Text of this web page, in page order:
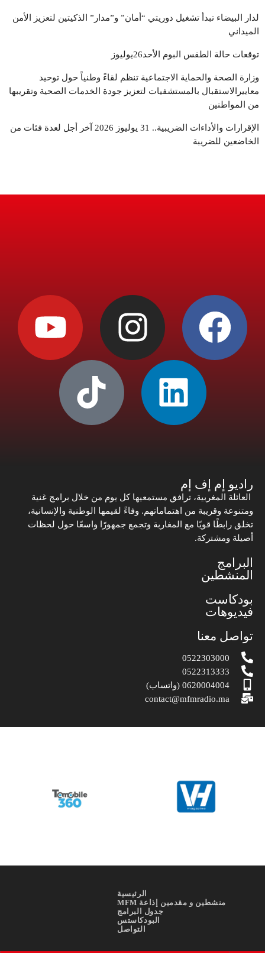
لدار البيضاء تبدأ تشغيل دوريتي “أمان” و”مدار” الذكيتين لتعزيز الأمن
الميداني
توقعات حالة الطقس البوم الأحد26يوليوز
وزارة الصحة والحماية الاجتماعية تنظم لقاءً وطنياً حول توحيد
معاييرالاستقبال بالمستشفيات لتعزيز جودة الخدمات الصحية وتقريبها
من المواطنين
الإقرارات والأداءات الضريبية.. 31 يوليوز 2026 آخر أجل لعدة فئات من
الخاضعين للضريبة
راديو إم إف إم
العائلة المغربية، ترافق مستمعيها كل يوم من خلال برامج غنية
ومتنوعة وقريبة من اهتماماتهم. وفاءً لقيمها الوطنية والإنسانية،
تخلق رابطًا قويًا مع المغاربة وتجمع جمهورًا واسعًا حول لحظات
أصيلة ومشتركة.
البرامج
المنشطين
بودكاست
فيديوهات
تواصل معنا
0522303000
0522313333
0620004004 (واتساب)
contact@mfmradio.ma
الرئيسية
منشطين و مقدمين إذاعة MFM
جدول البرامج
البودكاستس
التواصل